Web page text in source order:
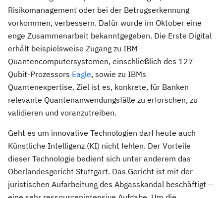
Risikomanagement oder bei der Betrugserkennung
vorkommen, verbessern. Dafür wurde im Oktober eine
enge Zusammenarbeit bekanntgegeben. Die Erste Digital
erhält beispielsweise Zugang zu IBM
Quantencomputersystemen, einschließlich des 127-
Qubit-Prozessors Eagle, sowie zu IBMs
Quantenexpertise. Ziel ist es, konkrete, für Banken
relevante Quantenanwendungsfälle zu erforschen, zu
validieren und voranzutreiben.
Geht es um innovative Technologien darf heute auch
Künstliche Intelligenz (KI) nicht fehlen. Der Vorteile
dieser Technologie bedient sich unter anderem das
Oberlandesgericht Stuttgart. Das Gericht ist mit der
juristischen Aufarbeitung des Abgasskandal beschäftigt –